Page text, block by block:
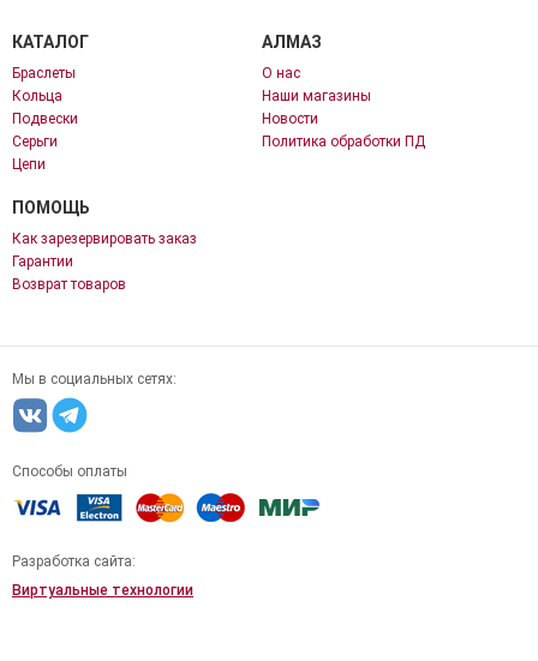
КАТАЛОГ
Браслеты
Кольца
Подвески
Серьги
Цепи
АЛМАЗ
О нас
Наши магазины
Новости
Политика обработки ПД
ПОМОЩЬ
Как зарезервировать заказ
Гарантии
Возврат товаров
Мы в социальных сетях:
Способы оплаты
Разработка сайта:
Виртуальные технологии